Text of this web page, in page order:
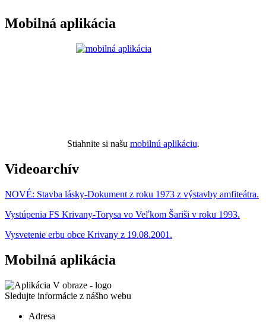
Mobilná aplikácia
Stiahnite si našu mobilnú aplikáciu.
Videoarchív
NOVÉ: Stavba lásky-Dokument z roku 1973 z výstavby amfiteátra.
Vystúpenia FS Krivany-Torysa vo Veľkom Šariši v roku 1993.
Vysvetenie erbu obce Krivany z 19.08.2001.
Mobilná aplikácia
Sledujte informácie z nášho webu
Adresa